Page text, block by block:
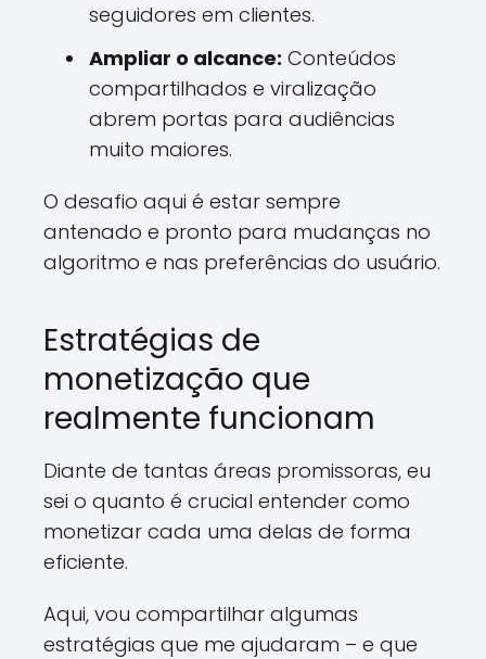
seguidores em clientes.
Ampliar o alcance: Conteúdos
compartilhados e viralização
abrem portas para audiências
muito maiores.
O desafio aqui é estar sempre
antenado e pronto para mudanças no
algoritmo e nas preferências do usuário.
Estratégias de
monetização que
realmente funcionam
Diante de tantas áreas promissoras, eu
sei o quanto é crucial entender como
monetizar cada uma delas de forma
eficiente.
Aqui, vou compartilhar algumas
estratégias que me ajudaram – e que